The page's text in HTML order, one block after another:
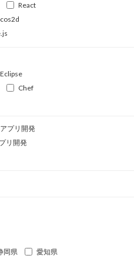
React
Eclipse
Chef
プリ開発
リ開発
岡県
愛知県